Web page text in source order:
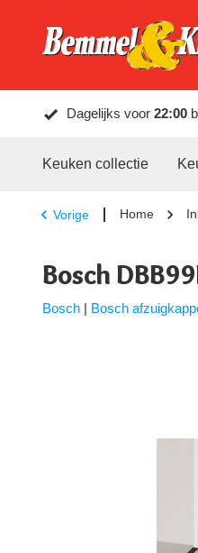
Dagelijks voor 22:00
Keuken collectie
Vorige Home
Bosch
Bosch | Bosch